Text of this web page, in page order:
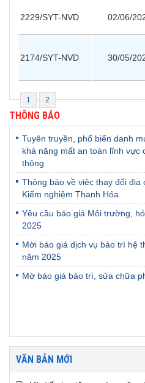
2229/SYT-NVD 02/06/
2174/SYT-NVD 30/05/
1 2
THÔNG BÁO
Tuyên truyền, phổ biến danh
khả năng mất an toàn lĩnh vực
thông
Thông báo về việc thay đổi địa
Kiểm nghiệm Thanh Hóa
Yêu cầu báo giá Môi trường,
2025
Mời báo giá dịch vụ bảo trì hệ
năm 2025
Mờ báo giá bảo trì, sửa chữa
VĂN BẢN MỚI